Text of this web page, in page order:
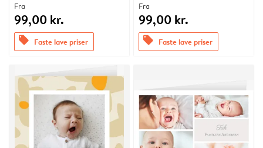
Fra
99,00 kr.
offers Faste lave priser
Fra
99,00 kr.
offers Faste lave priser